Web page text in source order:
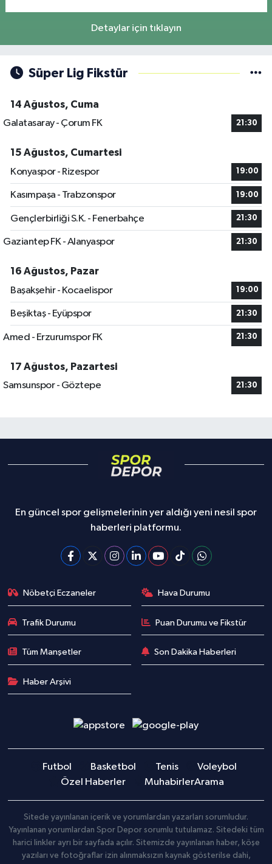
Detaylar için tıklayın
Süper Lig Fikstür
14 Ağustos, Cuma
Galatasaray - Çorum FK
21:30
15 Ağustos, Cumartesi
Konyaspor - Rizespor
19:00
Kasımpaşa - Trabzonspor 19:00
Gençlerbirliği S.K. - Fenerbahçe 21:30
Gaziantep FK - Alanyaspor 21:30
16 Ağustos, Pazar
Başakşehir - Kocaelispor
19:00
Beşiktaş - Eyüpspor 21:30
Amed - Erzurumspor FK 21:30
17 Ağustos, Pazartesi
Samsunspor - Göztepe
21:30
En güncel spor gelişmelerinin yer aldığı yeni nesil spor
haberleri platformu.
Nöbetçi Eczaneler Hava Durumu
Trafik Durumu Puan Durumu ve Fikstür
Tüm Manşetler Son Dakika Haberleri
Haber Arşivi
Futbol Basketbol Tenis
Voleybol
Özel Haberler
MuhabirlerArama
Sitede yayınlanan içerik ve yorumlardan yazarları sorumludur.
Yayınlanan yorumlardan Spor Depor sorumlu tutulamaz. Sitedeki tüm
harici linkler ayrı bir sayfada açılır. Sitemizde yayınlanan haber, köşe
yazıları ve fotoğraflar izin alınmaksızın kaynak gösterilse dahi,